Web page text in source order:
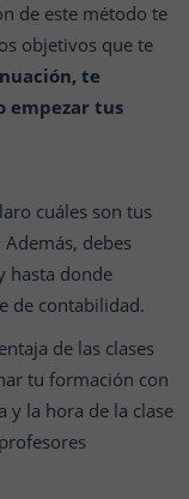
de este método te
objetivos que te
te
empezar tus
cuáles son tus
debes
hasta donde
de contabilidad.
de las clases
tu formación con
y la hora de la clase